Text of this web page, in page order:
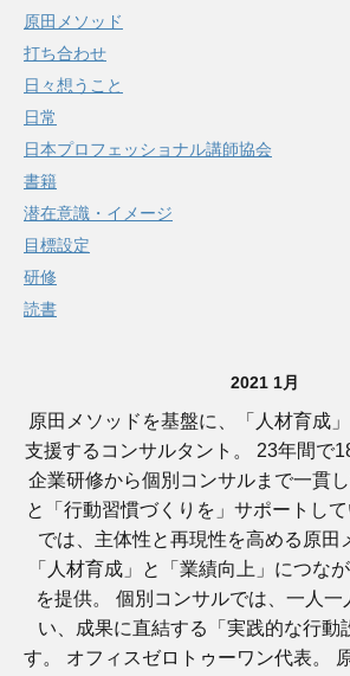
原田メソッド
打ち合わせ
日々想うこと
日常
日本プロフェッショナル講師協会
書籍
潜在意識・イメージ
目標設定
研修
読書
2021 1月
原田メソッドを基盤に、「人材育成
支援するコンサルタント。 23年間で
企業研修から個別コンサルまで一貫し
と「行動習慣づくりを」サポートし
では、主体性と再現性を高める原田
「人材育成」と「業績向上」につな
を提供。 個別コンサルでは、一人一
い、成果に直結する「実践的な行動
す。 オフィスゼロトゥーワン代表。